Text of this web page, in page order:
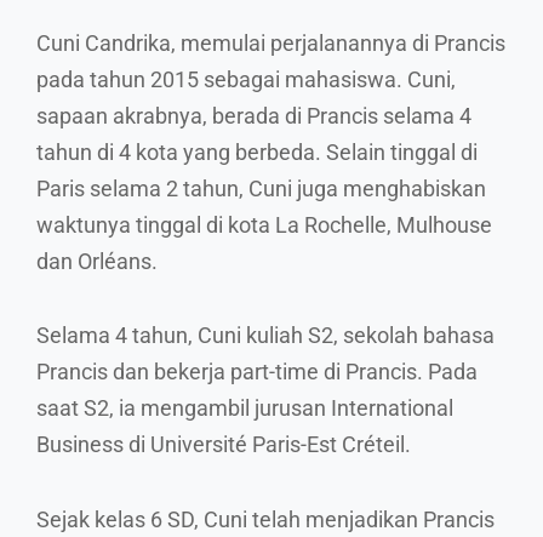
Cuni Candrika, memulai perjalanannya di Prancis
pada tahun 2015 sebagai mahasiswa. Cuni,
sapaan akrabnya, berada di Prancis selama 4
tahun di 4 kota yang berbeda. Selain tinggal di
Paris selama 2 tahun, Cuni juga menghabiskan
waktunya tinggal di kota La Rochelle, Mulhouse
dan Orléans.
Selama 4 tahun, Cuni kuliah S2, sekolah bahasa
Prancis dan bekerja part-time di Prancis. Pada
saat S2, ia mengambil jurusan International
Business di Université Paris-Est Créteil.
Sejak kelas 6 SD, Cuni telah menjadikan Prancis